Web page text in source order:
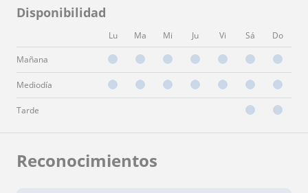
Disponibilidad
Lu Ma Mi Ju Vi Sá Do
Mañana
Mediodía
Tarde
Reconocimientos